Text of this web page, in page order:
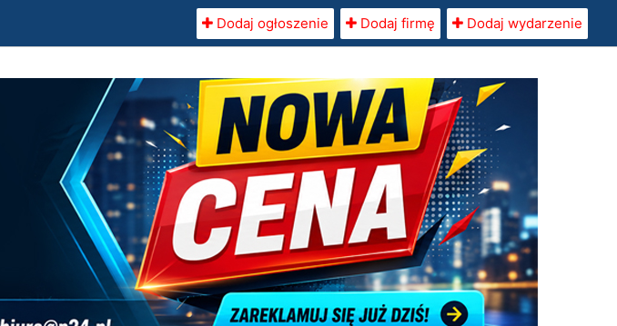
Dodaj ogłoszenie Dodaj firmę Dodaj wydarzenie